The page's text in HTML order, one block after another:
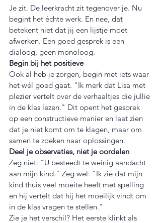
Je zit. De leerkracht zit tegenover je. Nu
begint het échte werk. En nee, dat
betekent niet dat jij een lijstje moet
afwerken. Een goed gesprek is een
dialoog, geen monoloog.
Begin bij het positieve
Ook al heb je zorgen, begin met iets waar
het wél goed gaat. "Ik merk dat Lisa met
plezier vertelt over de verhaaltjes die jullie
in de klas lezen." Dit opent het gesprek
op een constructieve manier en laat zien
dat je niet komt om te klagen, maar om
samen te zoeken naar oplossingen.
Deel je observaties, niet je oordelen
Zeg niet: "U besteedt te weinig aandacht
aan mijn kind." Zeg wel: "Ik zie dat mijn
kind thuis veel moeite heeft met spelling
en hij vertelt dat hij het moeilijk vindt om
in de klas vragen te stellen."
Zie je het verschil? Het eerste klinkt als